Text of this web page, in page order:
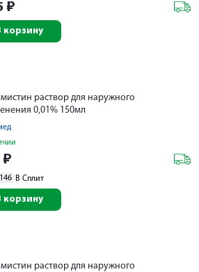
₽
корзину
раствор для наружного
0,01% 150мл
₽
146 В Сплит
корзину
раствор для наружного